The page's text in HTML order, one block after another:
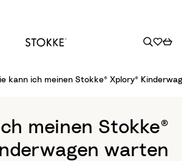
kann ich meinen Stokke® Xplory®
meinen Stokke®
warten